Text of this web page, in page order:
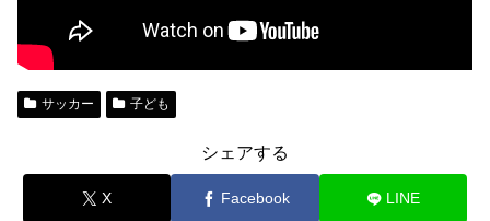
サッカー 子ども
シェアする
X Facebook LINE